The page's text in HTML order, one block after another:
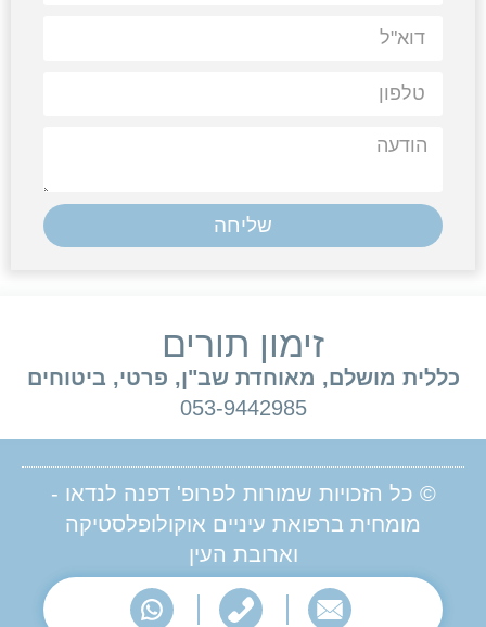
שליחה
זימון תורים
כללית מושלם, מאוחדת שב"ן, פרטי, ביטוחים
053-9442985
© כל הזכויות שמורות לפרופ' דפנה לנדאו -
מומחית ברפואת עיניים אוקולופלסטיקה
וארובת העין